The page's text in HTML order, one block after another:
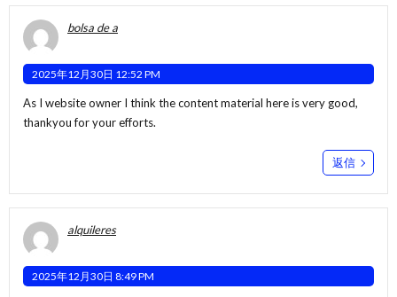
bolsa de a
2025年12月30日 12:52 PM
As I website owner I think the content material here is very good,
thankyou for your efforts.
返信
alquileres
2025年12月30日 8:49 PM